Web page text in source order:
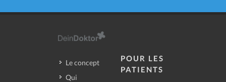
Le concept
Qui
POUR LES
PATIENTS